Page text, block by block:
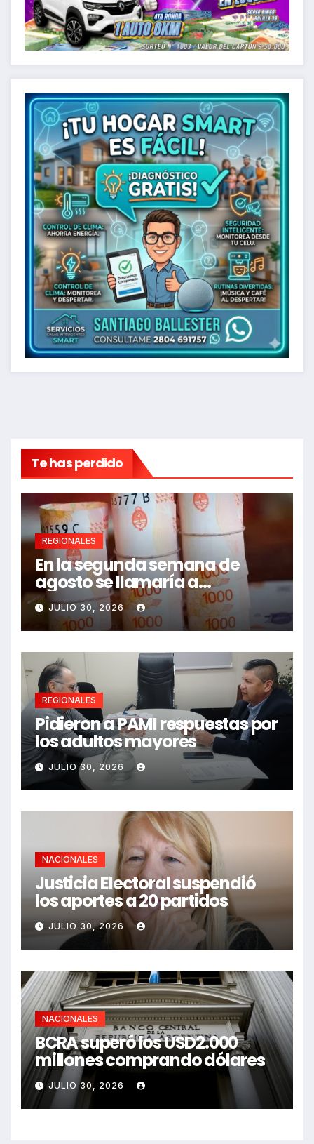
Te has perdido
REGIONALES
En la segunda semana de
agosto se llamaría a
paritarias
JULIO 30, 2026
REGIONALES
Pidieron a PAMI respuestas por
los adultos mayores
JULIO 30, 2026
NACIONALES
Justicia Electoral suspendió
los aportes a 20 partidos
JULIO 30, 2026
NACIONALES
BCRA superó los USD2.000
millones comprando dólares
JULIO 30, 2026